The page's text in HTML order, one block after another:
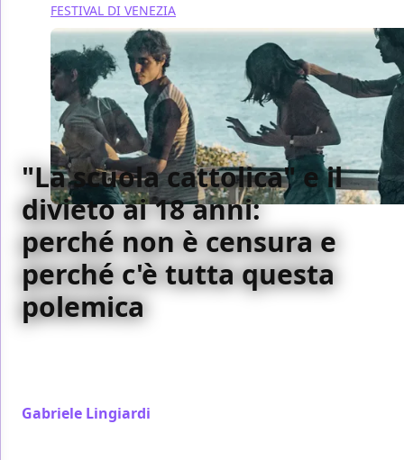
FESTIVAL DI VENEZIA
"La scuola cattolica" e il
divieto ai 18 anni:
perché non è censura e
perché c'è tutta questa
polemica
Gabriele Lingiardi